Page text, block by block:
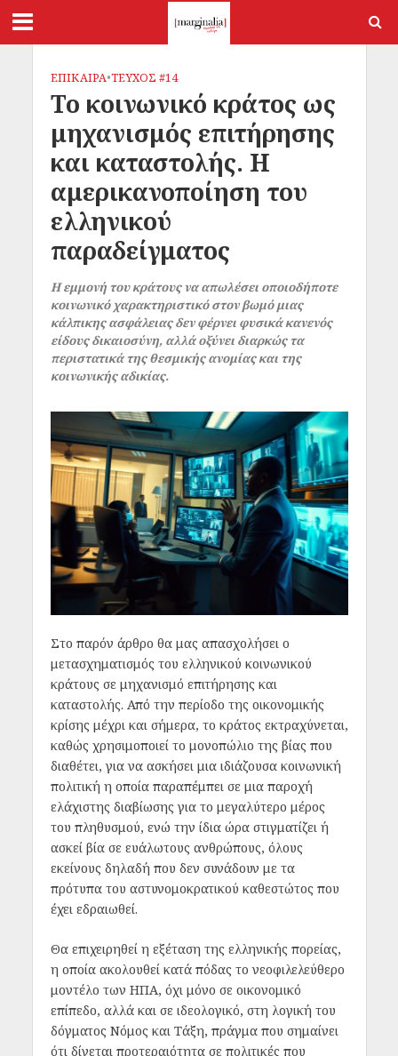
ΕΠΙΚΑΙΡΑ•ΤΕΥΧΟΣ #14
Το κοινωνικό κράτος ως
μηχανισμός επιτήρησης
και καταστολής. Η
αμερικανοποίηση του
ελληνικού
παραδείγματος
Η εμμονή του κράτους να απωλέσει οποιοδήποτε
κοινωνικό χαρακτηριστικό στον βωμό μιας
κάλπικης ασφάλειας δεν φέρνει φυσικά κανενός
είδους δικαιοσύνη, αλλά οξύνει διαρκώς τα
περιστατικά της θεσμικής ανομίας και της
κοινωνικής αδικίας.
Στο παρόν άρθρο θα μας απασχολήσει ο
μετασχηματισμός του ελληνικού κοινωνικού
κράτους σε μηχανισμό επιτήρησης και
καταστολής. Από την περίοδο της οικονομικής
κρίσης μέχρι και σήμερα, το κράτος εκτραχύνεται,
καθώς χρησιμοποιεί το μονοπώλιο της βίας που
διαθέτει, για να ασκήσει μια ιδιάζουσα κοινωνική
πολιτική η οποία παραπέμπει σε μια παροχή
ελάχιστης διαβίωσης για το μεγαλύτερο μέρος
του πληθυσμού, ενώ την ίδια ώρα στιγματίζει ή
ασκεί βία σε ευάλωτους ανθρώπους, όλους
εκείνους δηλαδή που δεν συνάδουν με τα
πρότυπα του αστυνομοκρατικού καθεστώτος που
έχει εδραιωθεί.
Θα επιχειρηθεί η εξέταση της ελληνικής πορείας,
η οποία ακολουθεί κατά πόδας το νεοφιλελεύθερο
μοντέλο των ΗΠΑ, όχι μόνο σε οικονομικό
επίπεδο, αλλά και σε ιδεολογικό, στη λογική του
δόγματος Νόμος και Τάξη, πράγμα που σημαίνει
ότι δίνεται προτεραιότητα σε πολιτικές που